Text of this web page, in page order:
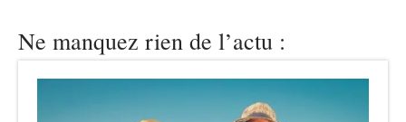
Ne manquez rien de l’actu :